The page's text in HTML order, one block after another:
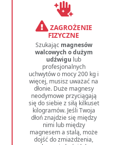
ZAGROŻENIE
FIZYCZNE
Szukając magnesów
walcowych o dużym
udźwigu lub
profesjonalnych
uchwytów o mocy 200 kg i
więcej, musisz uważać na
dłonie. Duże magnesy
neodymowe przyciągają
się do siebie z siłą kilkuset
kilogramów. Jeśli Twoja
dłoń znajdzie się między
nimi lub między
magnesem a stalą, może
dojść do zmiażdżenia,